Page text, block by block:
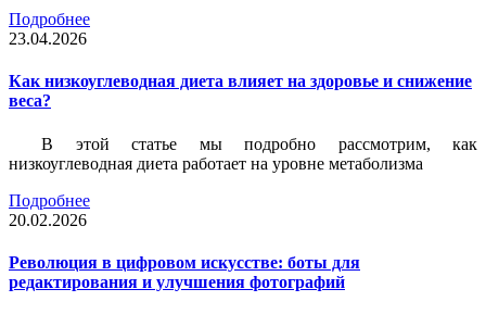
Подробнее
23.04.2026
Как низкоуглеводная диета влияет на здоровье и снижение
веса?
В этой статье мы подробно рассмотрим, как
низкоуглеводная диета работает на уровне метаболизма
Подробнее
20.02.2026
Революция в цифровом искусстве: боты для
редактирования и улучшения фотографий